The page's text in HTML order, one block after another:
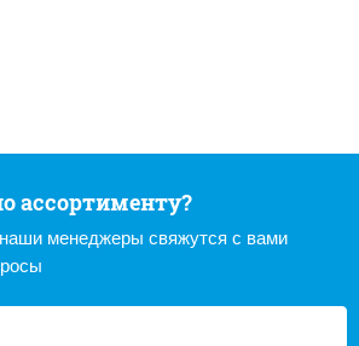
ассортименту?
менеджеры свяжутся с вами